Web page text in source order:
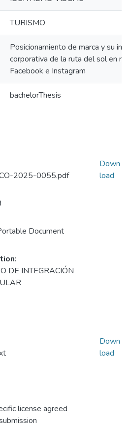
TURISMO
Posicionamiento de marca y su
corporativa de la ruta del sol en
Facebook e Instagram
bachelorThesis
2025-0055.pdf
Document
DE INTEGRACIÓN
Down
load
license agreed
Down
load